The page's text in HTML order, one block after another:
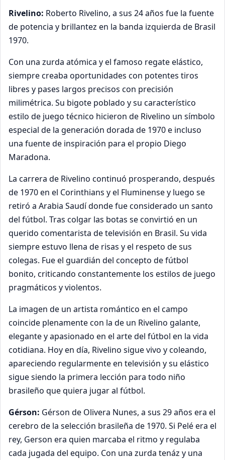
Rivelino: Roberto Rivelino, a sus 24 años fue la fuente
de potencia y brillantez en la banda izquierda de Brasil
1970.
Con una zurda atómica y el famoso regate elástico,
siempre creaba oportunidades con potentes tiros
libres y pases largos precisos con precisión
milimétrica. Su bigote poblado y su característico
estilo de juego técnico hicieron de Rivelino un símbolo
especial de la generación dorada de 1970 e incluso
una fuente de inspiración para el propio Diego
Maradona.
La carrera de Rivelino continuó prosperando, después
de 1970 en el Corinthians y el Fluminense y luego se
retiró a Arabia Saudí donde fue considerado un santo
del fútbol. Tras colgar las botas se convirtió en un
querido comentarista de televisión en Brasil. Su vida
siempre estuvo llena de risas y el respeto de sus
colegas. Fue el guardián del concepto de fútbol
bonito, criticando constantemente los estilos de juego
pragmáticos y violentos.
La imagen de un artista romántico en el campo
coincide plenamente con la de un Rivelino galante,
elegante y apasionado en el arte del fútbol en la vida
cotidiana. Hoy en día, Rivelino sigue vivo y coleando,
apareciendo regularmente en televisión y su elástico
sigue siendo la primera lección para todo niño
brasileño que quiera jugar al fútbol.
Gérson: Gérson de Olivera Nunes, a sus 29 años era el
cerebro de la selección brasileña de 1970. Si Pelé era el
rey, Gerson era quien marcaba el ritmo y regulaba
cada jugada del equipo. Con una zurda tenáz y una